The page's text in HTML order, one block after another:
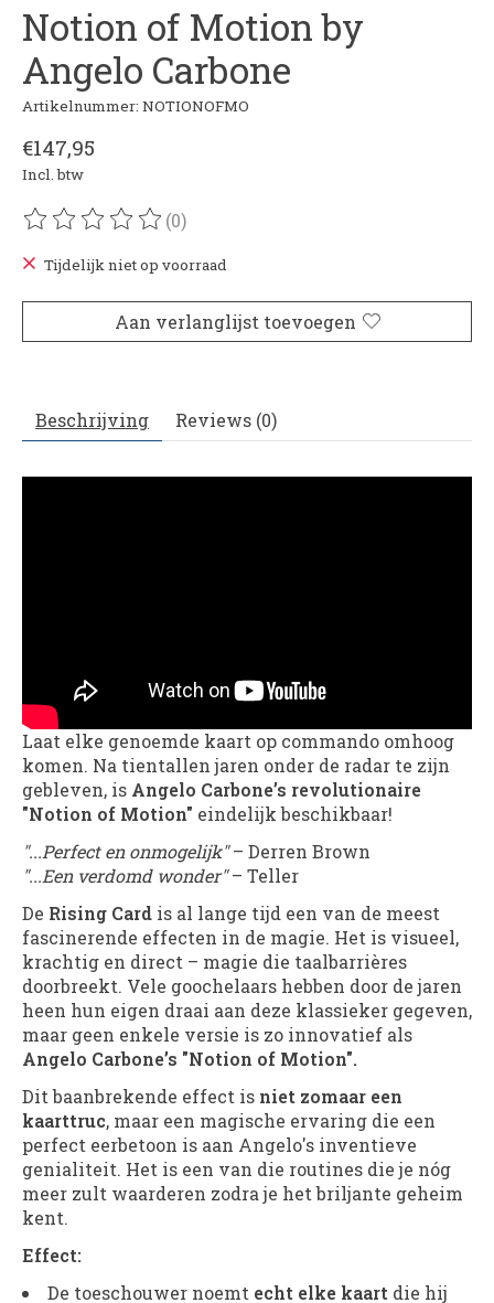
Notion of Motion by
Angelo Carbone
Artikelnummer: NOTIONOFMO
€147,95
Incl. btw
De beoordeling van dit product is
(0)
Tijdelijk niet op voorraad
Aan verlanglijst toevoegen
Beschrijving Reviews (0)
Laat elke genoemde kaart op commando omhoog
komen. Na tientallen jaren onder de radar te zijn
gebleven, is Angelo Carbone’s revolutionaire
"Notion of Motion" eindelijk beschikbaar!
"...Perfect en onmogelijk"– Derren Brown
"...Een verdomd wonder"– Teller
De Rising Card is al lange tijd een van de meest
fascinerende effecten in de magie. Het is visueel,
krachtig en direct – magie die taalbarrières
doorbreekt. Vele goochelaars hebben door de jaren
heen hun eigen draai aan deze klassieker gegeven,
maar geen enkele versie is zo innovatief als
Angelo Carbone’s "Notion of Motion".
Dit baanbrekende effect is niet zomaar een
kaarttruc, maar een magische ervaring die een
perfect eerbetoon is aan Angelo's inventieve
genialiteit. Het is een van die routines die je nóg
meer zult waarderen zodra je het briljante geheim
kent.
Effect:
De toeschouwer noemt echt elke kaart die hij